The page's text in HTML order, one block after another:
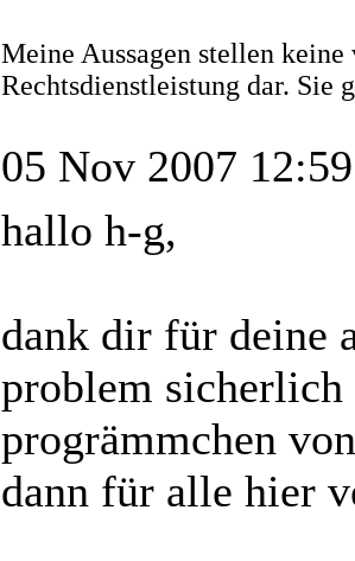
Meine Aussagen stellen
Rechtsdienstleistung dar. Sie
05 Nov 2007 12:59
hallo h-g,
dank dir für deine
problem
progrämmchen
dann für alle hier